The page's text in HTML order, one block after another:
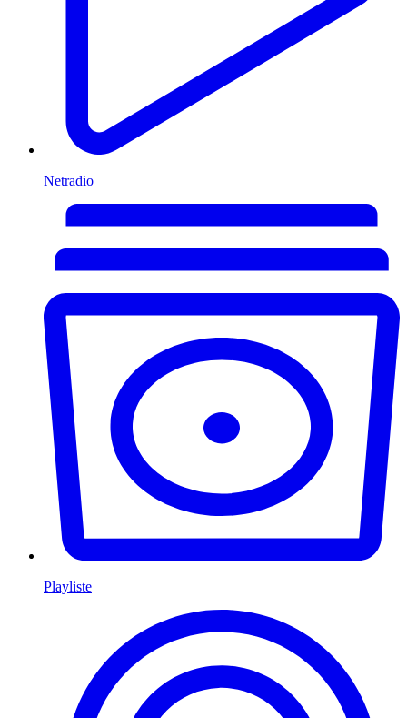
Netradio
Playliste